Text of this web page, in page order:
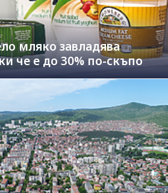
мляко завладява
че е до 30% по-скъпо